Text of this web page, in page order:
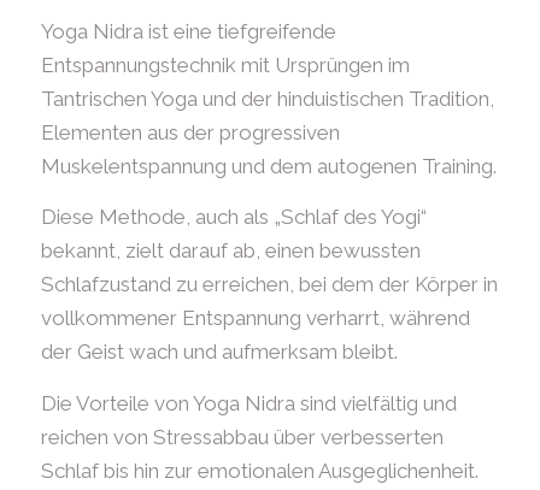
Yoga Nidra ist eine tiefgreifende
Entspannungstechnik mit Ursprüngen im
Tantrischen Yoga und der hinduistischen Tradition,
Elementen aus der progressiven
Muskelentspannung und dem autogenen Training.
Diese Methode, auch als „Schlaf des Yogi“
bekannt, zielt darauf ab, einen bewussten
Schlafzustand zu erreichen, bei dem der Körper in
vollkommener Entspannung verharrt, während
der Geist wach und aufmerksam bleibt.
Die Vorteile von Yoga Nidra sind vielfältig und
reichen von Stressabbau über verbesserten
Schlaf bis hin zur emotionalen Ausgeglichenheit.